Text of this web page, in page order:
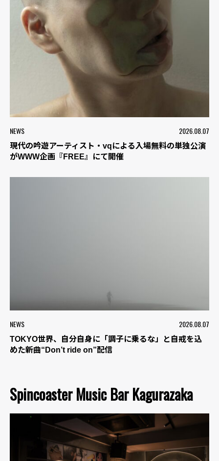
NEWS 2026.08.07
現代の吟遊アーティスト・vqによる入場無料の単独公演
がWWW企画『FREE』にて開催
NEWS 2026.08.07
TOKYO世界、自分自身に「調子に乗るな」と自戒を込
めた新曲“Don’t ride on”配信
Spincoaster Music Bar Kagurazaka